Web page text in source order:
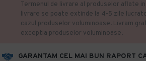
GARANTAM CEL MAI BUN RAPORT
Termenul de livrare al produselor aflate
livrare se poate extinde la 4-5 zile
cazul produselor voluminoase. Livram
exceptia produselor voluminoase.